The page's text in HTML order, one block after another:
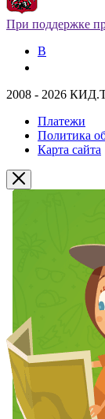
При поддержке
В
2008 - 2026
Платежи
Политика
Карта сайта